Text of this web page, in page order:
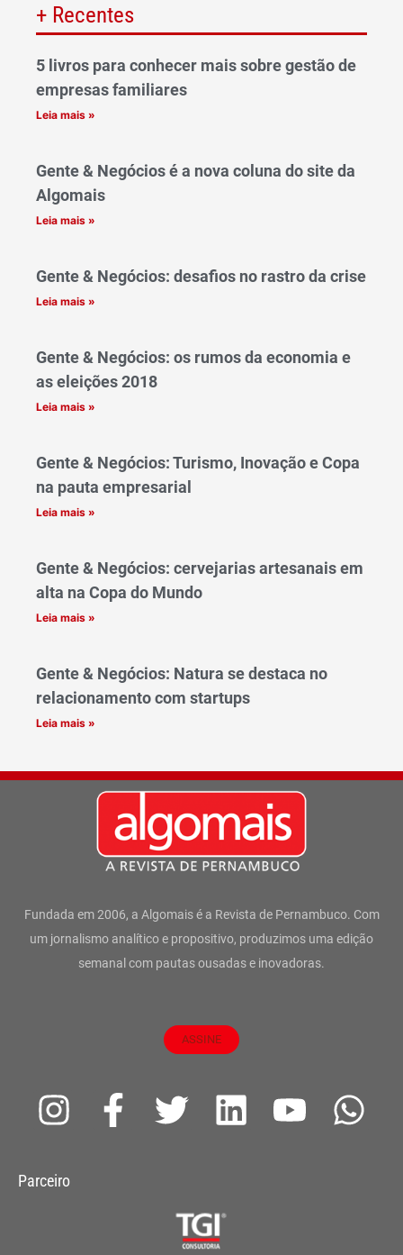
+ Recentes
5 livros para conhecer mais sobre gestão de
empresas familiares
Leia mais »
Gente & Negócios é a nova coluna do site da
Algomais
Leia mais »
Gente & Negócios: desafios no rastro da crise
Leia mais »
Gente & Negócios: os rumos da economia e
as eleições 2018
Leia mais »
Gente & Negócios: Turismo, Inovação e Copa
na pauta empresarial
Leia mais »
Gente & Negócios: cervejarias artesanais em
alta na Copa do Mundo
Leia mais »
Gente & Negócios: Natura se destaca no
relacionamento com startups
Leia mais »
Fundada em 2006, a Algomais é a Revista de Pernambuco. Com
um jornalismo analítico e propositivo, produzimos uma edição
semanal com pautas ousadas e inovadoras.
ASSINE
I
s
F
a
T
t
L
Y
W
Parceiro